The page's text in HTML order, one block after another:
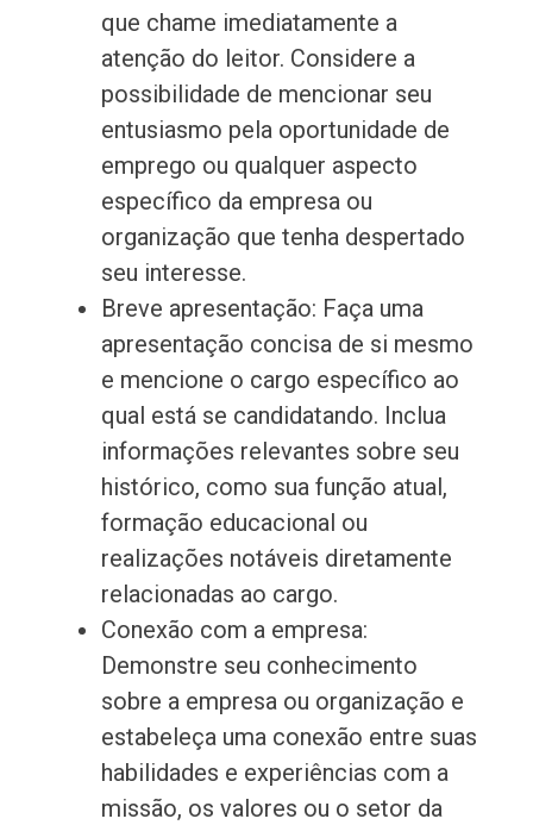
que chame imediatamente a
atenção do leitor. Considere a
possibilidade de mencionar seu
entusiasmo pela oportunidade de
emprego ou qualquer aspecto
específico da empresa ou
organização que tenha despertado
seu interesse.
Breve apresentação: Faça uma
apresentação concisa de si mesmo
e mencione o cargo específico ao
qual está se candidatando. Inclua
informações relevantes sobre seu
histórico, como sua função atual,
formação educacional ou
realizações notáveis diretamente
relacionadas ao cargo.
Conexão com a empresa:
Demonstre seu conhecimento
sobre a empresa ou organização e
estabeleça uma conexão entre suas
habilidades e experiências com a
missão, os valores ou o setor da